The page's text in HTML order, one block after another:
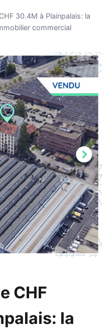
30.4M à Plainpalais: la
commercial
CHF
la